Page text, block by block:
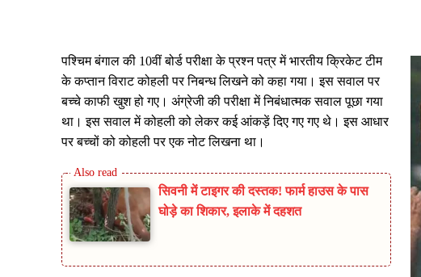
पश्चिम बंगाल की 10वीं बोर्ड परीक्षा के प्रश्न पत्र में भारतीय क्रिकेट टीम
के कप्तान विराट कोहली पर निबन्ध लिखने को कहा गया। इस सवाल पर
बच्चे काफी खुश हो गए। अंग्रेजी की परीक्षा में निबंधात्मक सवाल पूछा गया
था। इस सवाल में कोहली को लेकर कई आंकड़ें दिए गए गए थे। इस आधार
पर बच्चों को कोहली पर एक नोट लिखना था।
सिवनी में टाइगर की दस्तक! फार्म हाउस के पास
घोड़े का शिकार, इलाके में दहशत